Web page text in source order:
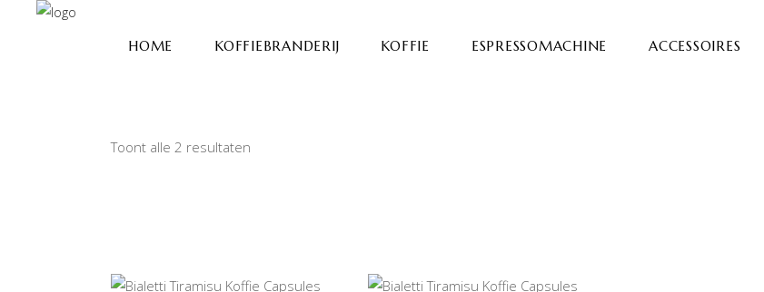
HOME KOFFIEBRANDERIJ KOFFIE ESPRESSOMACHINE ACCESSOIRES
Toont alle 2 resultaten